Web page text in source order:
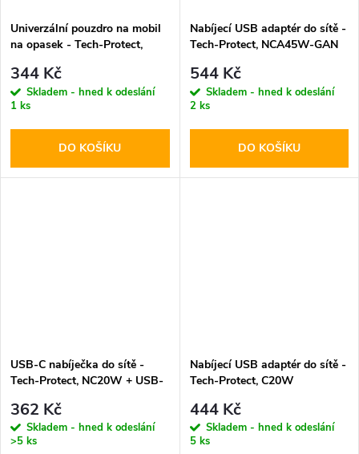
Univerzální pouzdro na mobil
na opasek - Tech-Protect,
344 Kč
Skladem - hned k odeslání
1 ks
DO KOŠÍKU
Nabíjecí USB adaptér do sítě -
Tech-Protect, NCA45W-GAN
kabel
544 Kč
Skladem - hned k odeslání
2 ks
DO KOŠÍKU
USB-C nabíječka do sítě -
Tech-Protect, NC20W + USB-
362 Kč
Skladem - hned k odeslání
>5 ks
Nabíjecí USB adaptér do sítě -
Tech-Protect, C20W
444 Kč
Skladem - hned k odeslání
5 ks